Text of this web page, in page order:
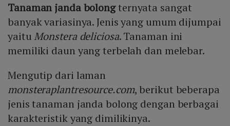
Tanaman janda bolongternyata sangat
banyak variasinya. Jenis yang umum dijumpai
yaitu Monstera deliciosa. Tanaman ini
memiliki daun yang terbelah dan melebar.
Mengutip dari laman
monsteraplantresource.com, berikut beberapa
jenis tanaman janda bolong dengan berbagai
karakteristik yang dimilikinya.